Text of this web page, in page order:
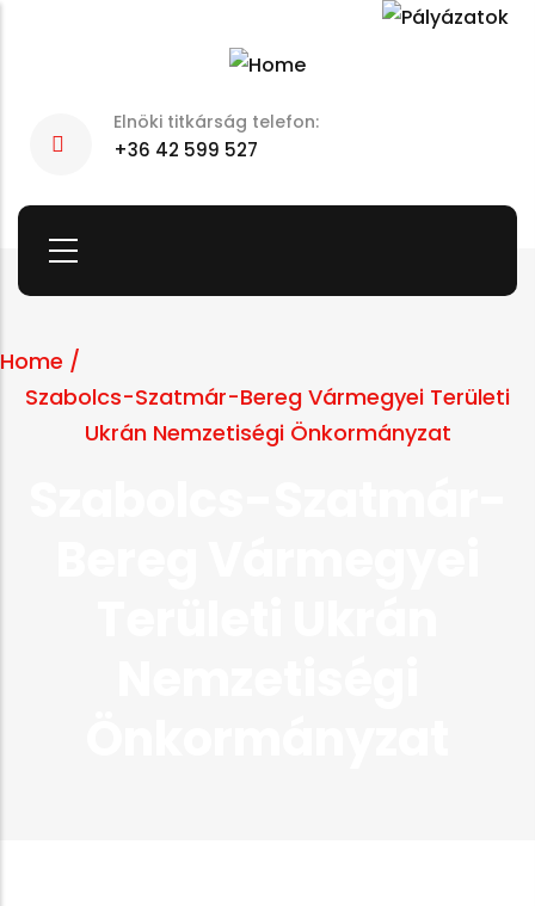
Elnöki titkárság telefon:
+36 42 599 527
Home /
Szabolcs-Szatmár-Bereg Vármegyei Területi
Ukrán Nemzetiségi Önkormányzat